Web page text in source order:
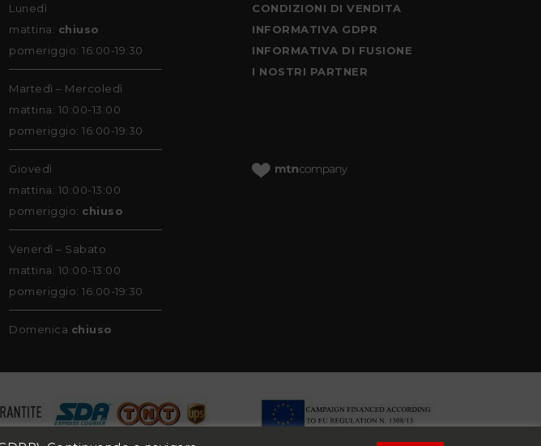
Lunedì
mattina: chiuso
pomeriggio: 16:00-19:30
Martedì – Mercoledì
mattina: 10:00-13:00
pomeriggio: 16:00-19:30
Giovedì
mattina: 10:00-13:00
pomeriggio: chiuso
Venerdì – Sabato
mattina: 10:00-13:00
pomeriggio: 16:00-19:30
Domenica chiuso
CONDIZIONI DI VENDITA
INFORMATIVA GDPR
INFORMATIVA DI FUSIONE
I NOSTRI PARTNER